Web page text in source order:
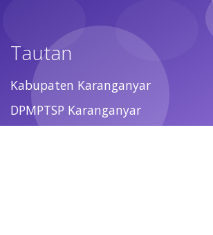
Tautan
Kabupaten Karanganyar
DPMPTSP Karanganyar